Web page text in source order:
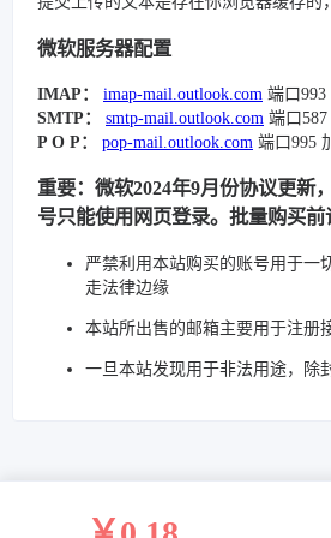
微软服务器配置
IMAP： imap-mail.outlook.com 端口993
SMTP：
smtp-mail.outlook.com 端口
P O P：
pop-mail.outlook.com 端口995
重要：微软2024年9月份协议更新
号只能使用网页登录。批量购买前
严禁利用本站购买的账号用于一
走法律边缘
本站所出售的邮箱主要用于注册
一旦本站发现用于非法用途，除